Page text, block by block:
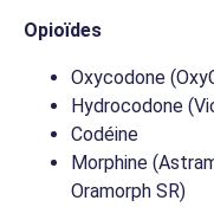
Opioïdes
Oxycodone
Hydrocodone
Codéine
Morphine
Oramorph SR)